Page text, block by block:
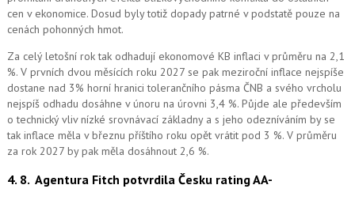
cen v ekonomice. Dosud byly totiž dopady patrné v podstatě pouze na
cenách pohonných hmot.
Za celý letošní rok tak odhadují ekonomové KB inflaci v průměru na 2,1
%. V prvních dvou měsících roku 2027 se pak meziroční inflace nejspíše
dostane nad 3% horní hranici tolerančního pásma ČNB a svého vrcholu
nejspíš odhadu dosáhne v únoru na úrovni 3,4 %. Půjde ale především
o technický vliv nízké srovnávací základny a s jeho odezníváním by se
tak inflace měla v březnu příštího roku opět vrátit pod 3 %. V průměru
za rok 2027 by pak měla dosáhnout 2,6 %.
4. 8. Agentura Fitch potvrdila Česku rating AA-